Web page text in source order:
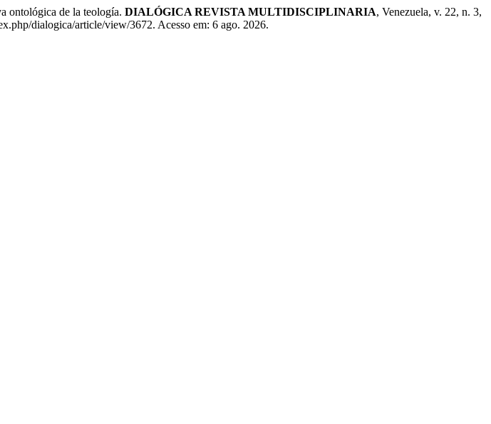
de la teología. DIALÓGICA REVISTA MULTIDISCIPLINARIA, Venezuela, v. 22, n. 3,
dialogica/article/view/3672. Acesso em: 6 ago. 2026.